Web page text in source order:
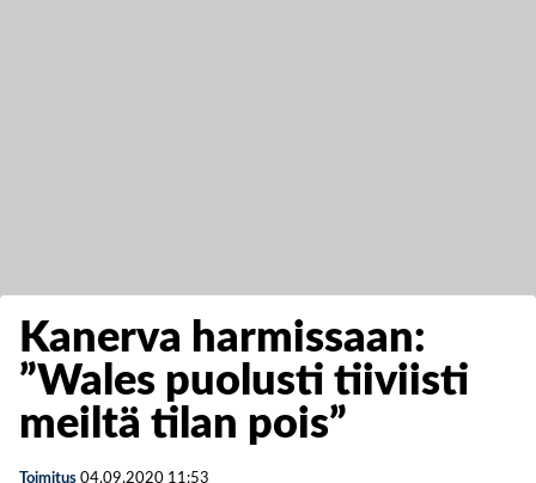
Kanerva harmissaan:
”Wales puolusti tiiviisti
meiltä tilan pois”
Toimitus 04.09.2020 11:53